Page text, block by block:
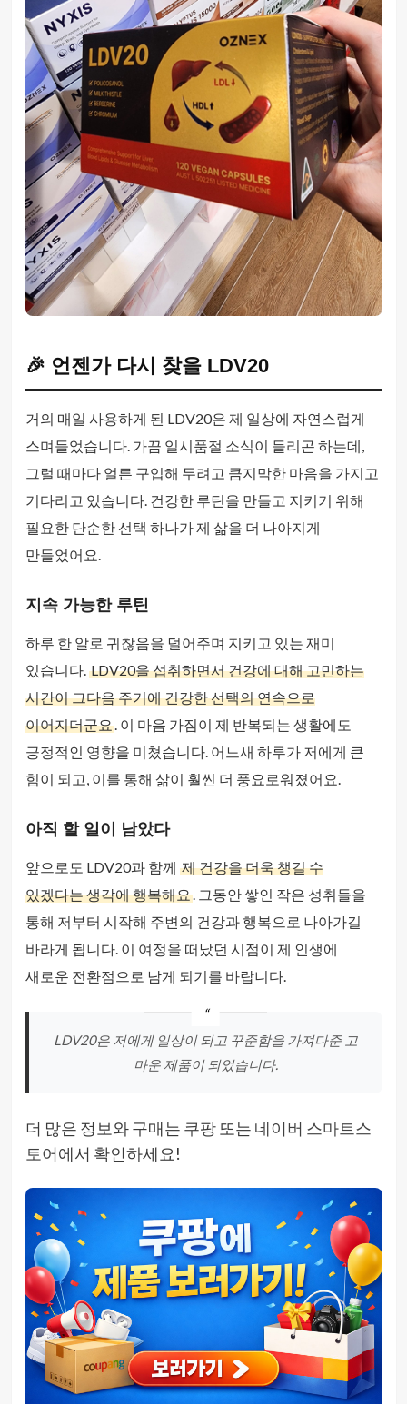
🎉 언젠가 다시 찾을 LDV20
거의 매일 사용하게 된 LDV20은 제 일상에 자연스럽게
스며들었습니다. 가끔 일시품절 소식이 들리곤 하는데,
그럴 때마다 얼른 구입해 두려고 큼지막한 마음을 가지고
기다리고 있습니다. 건강한 루틴을 만들고 지키기 위해
필요한 단순한 선택 하나가 제 삶을 더 나아지게
만들었어요.
지속 가능한 루틴
하루 한 알로 귀찮음을 덜어주며 지키고 있는 재미
있습니다. LDV20을 섭취하면서 건강에 대해 고민하는
시간이 그다음 주기에 건강한 선택의 연속으로
이어지더군요. 이 마음 가짐이 제 반복되는 생활에도
긍정적인 영향을 미쳤습니다. 어느새 하루가 저에게 큰
힘이 되고, 이를 통해 삶이 훨씬 더 풍요로워졌어요.
아직 할 일이 남았다
앞으로도 LDV20과 함께 제 건강을 더욱 챙길 수
있겠다는 생각에 행복해요. 그동안 쌓인 작은 성취들을
통해 저부터 시작해 주변의 건강과 행복으로 나아가길
바라게 됩니다. 이 여정을 떠났던 시점이 제 인생에
새로운 전환점으로 남게 되기를 바랍니다.
LDV20은 저에게 일상이 되고 꾸준함을 가져다준 고
마운 제품이 되었습니다.
더 많은 정보와 구매는 쿠팡또는 네이버 스마트스
토어에서 확인하세요!